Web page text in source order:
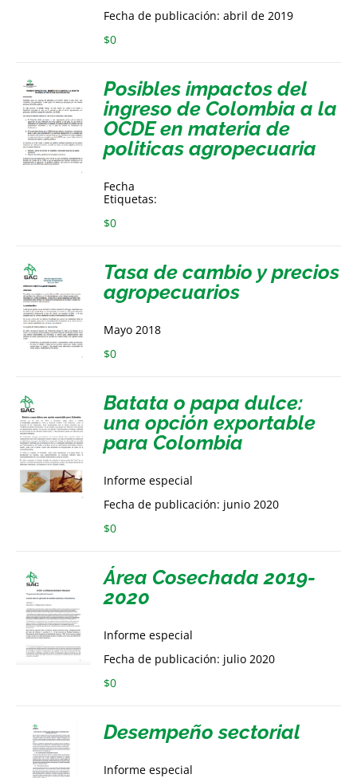
Fecha de publicación: abril de 2019
$0
Posibles impactos del
ingreso de Colombia a la
OCDE en materia de
politicas agropecuaria
Fecha
Etiquetas:
$0
Tasa de cambio y precios
agropecuarios
Mayo 2018
$0
Batata o papa dulce:
una opción exportable
para Colombia
Informe especial
Fecha de publicación: junio 2020
$0
Área Cosechada 2019-
2020
Informe especial
Fecha de publicación: julio 2020
$0
Desempeño sectorial
Informe especial